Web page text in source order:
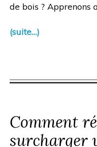
de bois ? Apprenons
(suite…)
Comment
surcharger